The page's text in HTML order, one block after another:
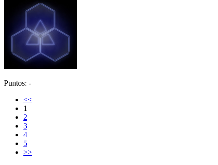
Puntos: -
<<
1
2
3
4
5
>>